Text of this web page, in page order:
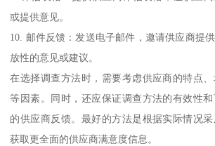
或提供意见。
10. 邮件反馈：发送电子邮件，邀请供应商提
放性的意见或建议。
在选择调查方法时，需要考虑供应商的特点
等因素。同时，还应保证调查方法的有效性
的供应商反馈。最好的方法是根据实际情况
获取更全面的供应商满意度信息。